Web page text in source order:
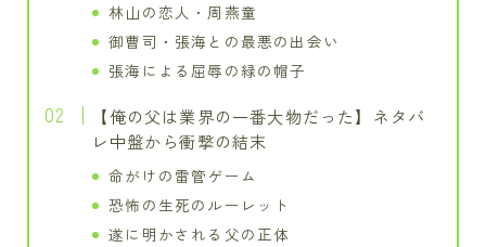
林山の恋人・周燕童
御曹司・張海との最悪の出会い
張海による屈辱の緑の帽子
【俺の父は業界の一番大物だった】ネタバ
レ中盤から衝撃の結末
命がけの雷管ゲーム
恐怖の生死のルーレット
遂に明かされる父の正体